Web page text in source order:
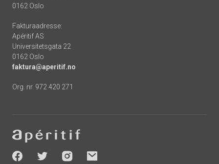
0162 Oslo
Fakturaadresse:
Apéritif AS
Universitetsgata 22
0162 Oslo
faktura@aperitif.no
Org. nr. 972 420 271
-